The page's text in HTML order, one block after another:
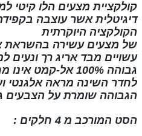
קולקציית מצעים הלו קיטי
דיגיטליתאשר עוצבה
הקולקציה היוקרתית
של מצעים עשירה בהשראת
עשויים מבד אריג רך ונעים
גבוהה 100% אל-קמט אינו
לחדר השינה מראה אלגנטי
הגבוהה שומרת על הצבעים
הסט המורכב מ 4 חלקים :